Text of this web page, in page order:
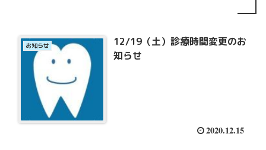
お知らせ
12/19（土）診療時間変更のお
知らせ
2020.12.15